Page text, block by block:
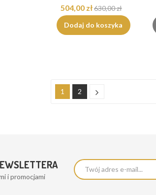
504,00 zł630,00 zł
Dodaj do koszyka
1 2
i promocjami